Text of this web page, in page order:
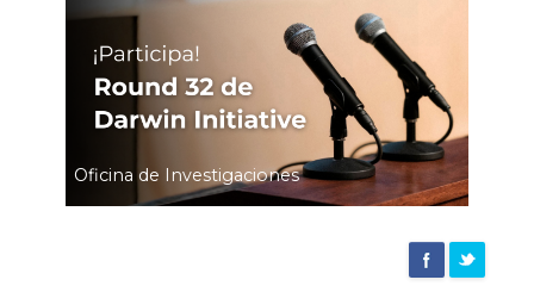
noticias
Oficina de Investigaciones